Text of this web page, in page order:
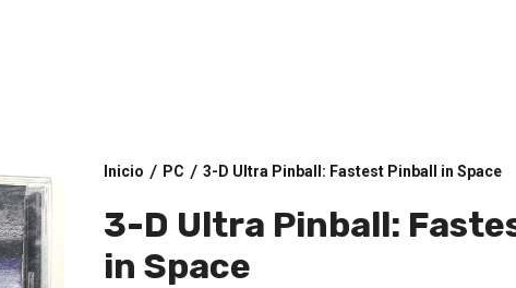
Inicio / PC / 3-D Ultra Pinball: Fastest Pinball in Space
3-D Ultra Pinball:
in Space